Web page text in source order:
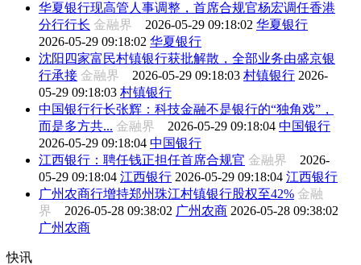
华夏银行现高管人事调整，首席合规官杨宏调任香港
分行行长 金融界 2026-05-29 09:18:02 华夏银行
2026-05-29 09:18:02 华夏银行
沈阳四家富民村镇银行获批解散，全部业务由盛京银
行承接 金融界 2026-05-29 09:18:03 村镇银行 2026-
05-29 09:18:03 村镇银行
中国银行行长张辉：科技金融不是银行的“独角戏”，
而是多方共... 金融界 2026-05-29 09:18:04 中国银行
2026-05-29 09:18:04 中国银行
江西银行：聘任钱正担任首席合规官 金融界 2026-
05-29 09:18:04 江西银行 2026-05-29 09:18:04 江西银行
广州农商行增持郑州珠江村镇银行股权至42% 金融
界 2026-05-28 09:38:02 广州农商 2026-05-28 09:38:02
广州农商
快讯